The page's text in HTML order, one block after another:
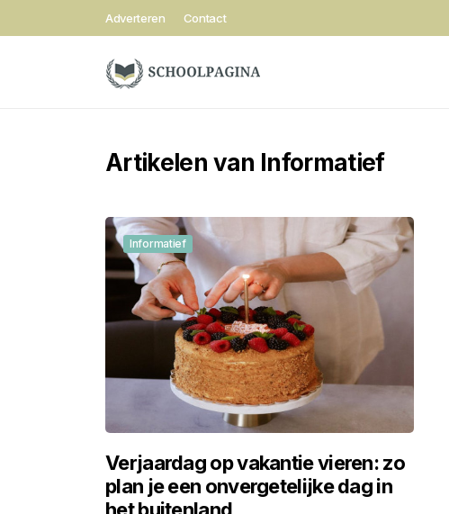
Adverteren Contact
Artikelen van Informatief
Informatief
Verjaardag op vakantie vieren: zo
plan je een onvergetelijke dag in